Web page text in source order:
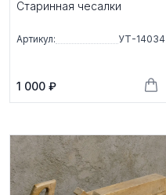
Старинная чесалки
Артикул: УТ-14034
1 000 ₽